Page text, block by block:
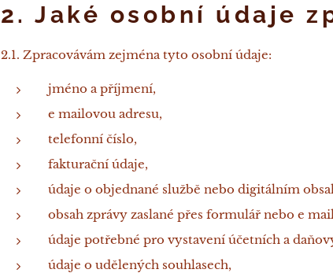
2. Jaké osobní údaje
2.1. Zpracovávám zejména tyto osobní údaje:
jméno a příjmení,
e mailovou adresu,
telefonní číslo,
fakturační údaje,
údaje o objednané službě nebo digitálním
obsah zprávy zaslané přes formulář nebo e
údaje potřebné pro vystavení účetních a
údaje o udělených souhlasech,